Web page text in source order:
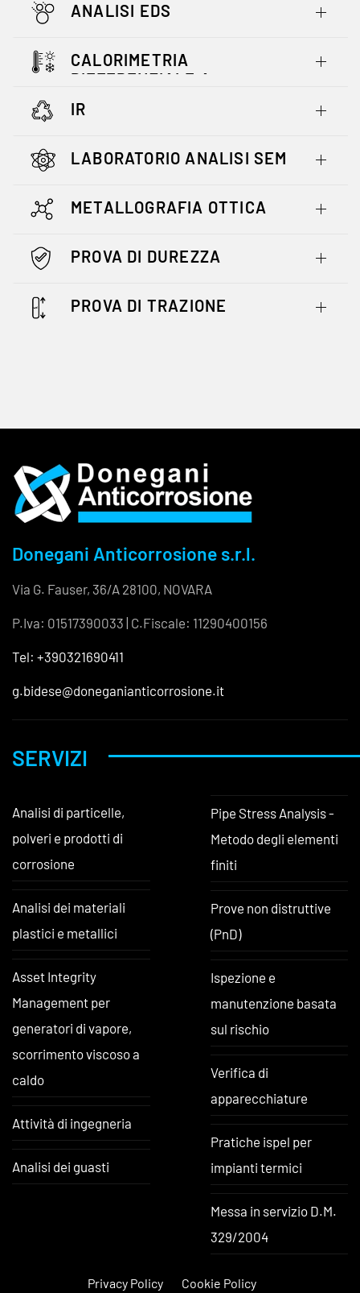
ANALISI EDS
CALORIMETRIA
DIFFERENZIALE A
SCANSIONE
IR
LABORATORIO ANALISI SEM
METALLOGRAFIA OTTICA
PROVA DI DUREZZA
PROVA DI TRAZIONE
Donegani Anticorrosione s.r.l.
Via G. Fauser, 36/A 28100, NOVARA
P.Iva: 01517390033 | C.Fiscale: 11290400156
Tel: +390321690411
g.bidese@doneganianticorrosione.it
SERVIZI
Analisi di particelle,
polveri e prodotti di
corrosione
Analisi dei materiali
plastici e metallici
Asset Integrity
Management per
generatori di vapore,
scorrimento viscoso a
caldo
Attività di ingegneria
Analisi dei guasti
Pipe Stress Analysis -
Metodo degli elementi
finiti
Prove non distruttive
(PnD)
Ispezione e
manutenzione basata
sul rischio
Verifica di
apparecchiature
Pratiche ispel per
impianti termici
Messa in servizio D.M.
329/2004
Privacy Policy Cookie Policy